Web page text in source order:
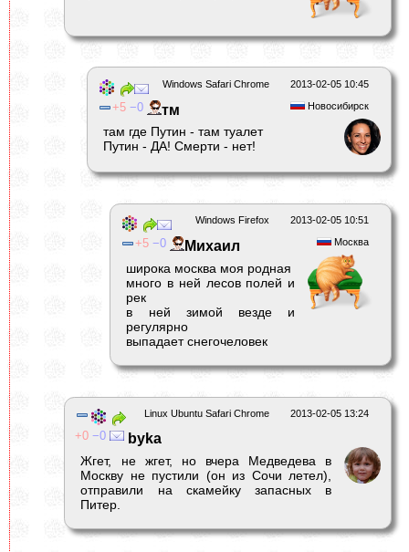
2013-02-05 10:45
Windows Safari Chrome
Новосибирск
5 0 тм
там где Путин - там туалет
Путин - ДА! Смерти - нет!
2013-02-05 10:51
Windows Firefox
Москва
5 0 Михаил
широка москва моя родная
много в ней лесов полей и
рек
в ней зимой везде и
регулярно
выпадает снегочеловек
2013-02-05 13:24
Linux Ubuntu Safari Chrome
0 0 byka
Жгет, не жгет, но вчера Медведева в
Москву не пустили (он из Сочи летел),
отправили на скамейку запасных в
Питер.